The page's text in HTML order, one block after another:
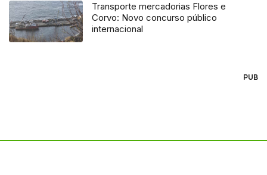
Transporte mercadorias Flores e
Corvo: Novo concurso público
internacional
PUB